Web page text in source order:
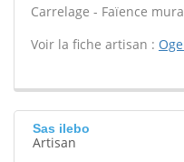
Carrelage - Faïence
Voir la fiche artisan :
Sas ilebo
Artisan